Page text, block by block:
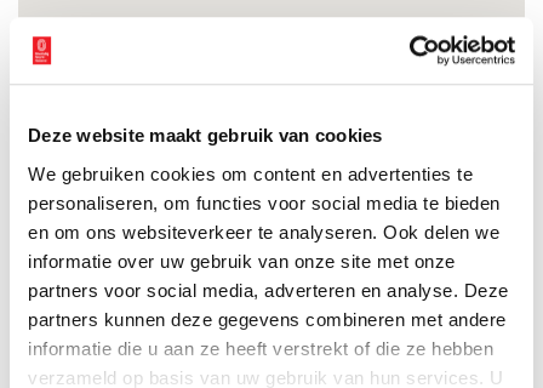
Deze website maakt gebruik van cookies
We gebruiken cookies om content en advertenties te
personaliseren, om functies voor social media te bieden
en om ons websiteverkeer te analyseren. Ook delen we
informatie over uw gebruik van onze site met onze
partners voor social media, adverteren en analyse. Deze
partners kunnen deze gegevens combineren met andere
informatie die u aan ze heeft verstrekt of die ze hebben
verzameld op basis van uw gebruik van hun services. U
Heiligen van de Lage Landen I: van Cunera tot Lambertus
In de zevende eeuw zetten de eerste christelijke
missionarissen voet aan wal in onze kuststreken, om de
heidense inwoners te overtuigen van het nieuwe geloof.
Willibrord predikte als een van de eersten in het jaar 690 het
evangelie aan de Friese koning Radboud. Volgens de